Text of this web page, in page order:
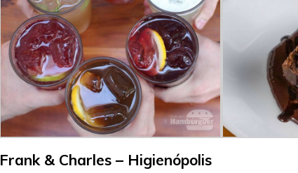
Frank & Charles – Higienópolis